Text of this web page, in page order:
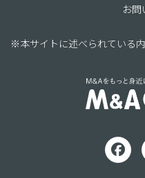
お問
※本サイトに述べられている